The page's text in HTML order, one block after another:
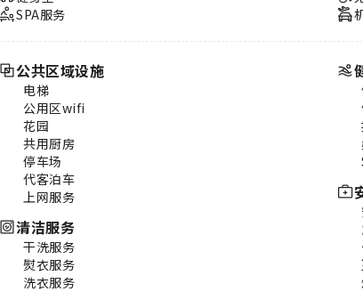
SPA服务
公共区域设施
电梯
公用区wifi
花园
共用厨房
停车场
代客泊车
上网服务
清洁服务
干洗服务
熨衣服务
洗衣服务